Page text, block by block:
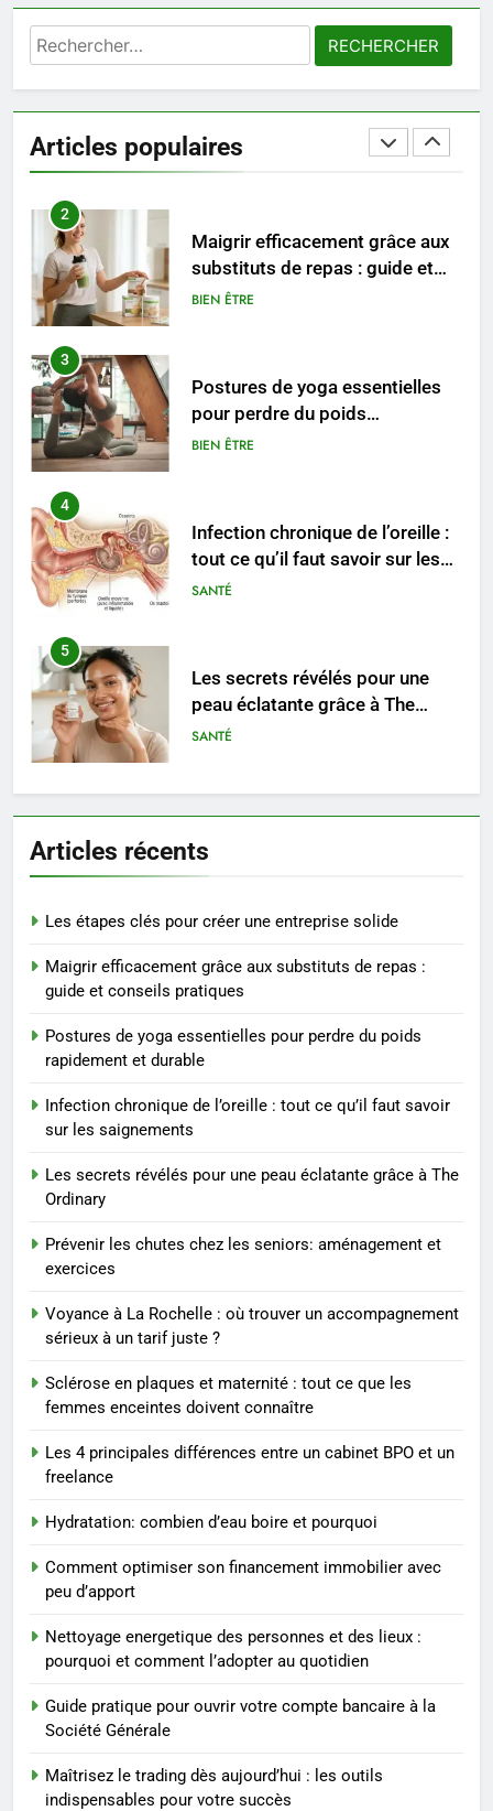
Rechercher :
Articles populaires
femmes enceintes doivent
connaître
SANTÉ
1
ENTREPRISE
2
Maigrir efficacement grâce aux
substituts de repas : guide et
conseils pratiques
BIEN ÊTRE
3
Postures de yoga essentielles
pour perdre du poids
rapidement et durable
BIEN ÊTRE
4
Infection chronique de l’oreille :
tout ce qu’il faut savoir sur les
saignements
SANTÉ
5
Les secrets révélés pour une
peau éclatante grâce à The
Ordinary
SANTÉ
6
seniors: aménagement et
exercices
BIEN ÊTRE
Voyance à La Rochelle : où
trouver un accompagnement
BIEN ÊTRE
Sclérose en plaques et
maternité : tout ce que les
femmes enceintes doivent
SANTÉ
ENTREPRISE
2
Maigrir efficacement grâce aux
conseils pratiques
BIEN ÊTRE
3
pour perdre du poids
4
Infection chronique de l’oreille :
Articles récents
Les étapes clés pour créer une entreprise solide
Maigrir efficacement grâce aux substituts de repas :
guide et conseils pratiques
Postures de yoga essentielles pour perdre du poids
rapidement et durable
Infection chronique de l’oreille : tout ce qu’il faut savoir
sur les saignements
Les secrets révélés pour une peau éclatante grâce à The
Ordinary
Prévenir les chutes chez les seniors: aménagement et
exercices
Voyance à La Rochelle : où trouver un accompagnement
sérieux à un tarif juste ?
Sclérose en plaques et maternité : tout ce que les
femmes enceintes doivent connaître
Les 4 principales différences entre un cabinet BPO et un
freelance
Hydratation: combien d’eau boire et pourquoi
Comment optimiser son financement immobilier avec
peu d’apport
Nettoyage energetique des personnes et des lieux :
pourquoi et comment l’adopter au quotidien
Guide pratique pour ouvrir votre compte bancaire à la
Société Générale
Maîtrisez le trading dès aujourd’hui : les outils
indispensables pour votre succès